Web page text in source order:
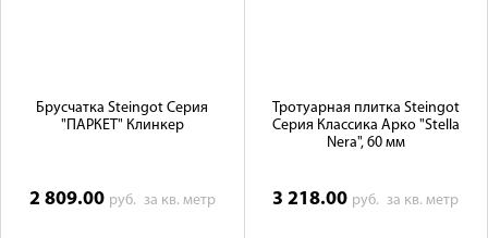
Брусчатка Steingot Серия
"ПАРКЕТ" Клинкер
2 809.00 руб. за кв. метр
Тротуарная плитка Steingot
Серия Классика Арко "Stella
Nera", 60 мм
3 218.00 руб.за кв. метр